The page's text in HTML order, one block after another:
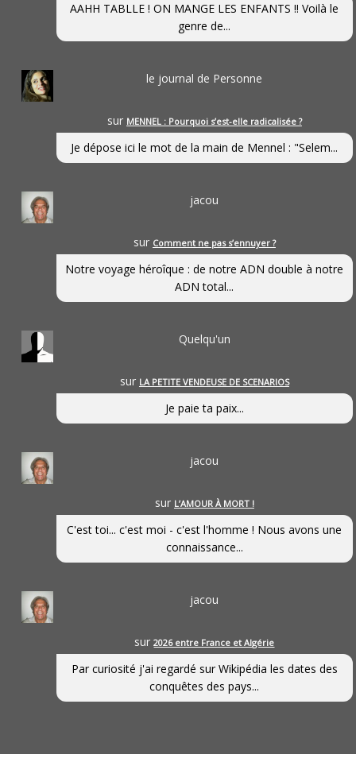
AAHH TABLLE ! ON MANGE LES ENFANTS !! Voilà le
genre de...
le journal de Personne
sur MENNEL : Pourquoi s’est-elle radicalisée ?
Je dépose ici le mot de la main de Mennel : "Selem...
jacou
sur Comment ne pas s’ennuyer ?
Notre voyage héroîque : de notre ADN double à notre
ADN total...
Quelqu'un
sur LA PETITE VENDEUSE DE SCENARIOS
Je paie ta paix...
jacou
sur L’AMOUR À MORT !
C'est toi... c'est moi - c'est l'homme ! Nous avons une
connaissance...
jacou
sur2026 entre France et Algérie
Par curiosité j'ai regardé sur Wikipédia les dates des
conquêtes des pays...